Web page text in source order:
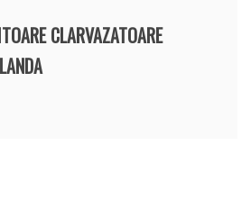
CLARVAZATOARE